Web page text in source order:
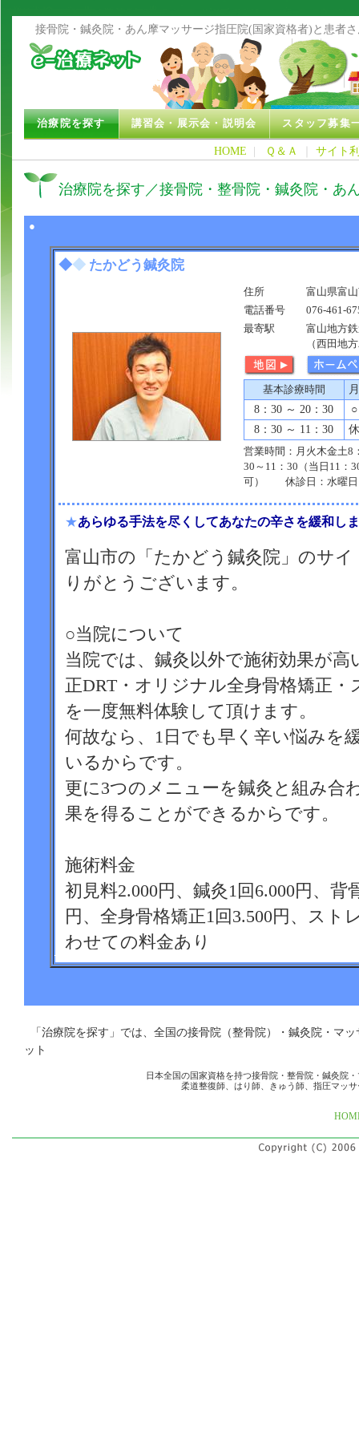
接骨院・鍼灸院・あん摩マッサージ指圧院(国家資格者)と患者
治療院を探す 講習会・展示会・説明会 スタッフ募集
HOME | Ｑ＆Ａ サイト
治療院を探す／接骨院・整骨院・鍼灸院・あ
●
◆◆たかどう鍼灸院
住所
富山県富
電話番号
076-461-
最寄駅
富山地方
（西田地
基本診療時間
月
8：30 ～ 20：30
○
8：30 ～ 11：30
休
営業時間：月火木金土8
30～11：30（当日11：
可） 休診日：水曜日
★あらゆる手法を尽くしてあなたの辛さを緩和し
富山市の「たかどう鍼灸院」のサ
りがとうございます。
○当院について
当院では、鍼灸以外で施術効果が
正DRT・オリジナル全身骨格矯正
を一度無料体験して頂けます。
何故なら、1日でも早く辛い悩みを
いるからです。
更に3つのメニューを鍼灸と組み合
果を得ることができるからです。
施術料金
初見料2.000円、鍼灸1回6.000円、背
円、全身骨格矯正1回3.500円、スト
わせての料金あり
11：30（当日11：30迄にご予約の
水曜日、祝日（※日曜日は月によっ
「治療院を探す」では、全国の接骨院（整骨院）・鍼灸院
ット
日本全国の国家資格を持つ接骨院・整骨院・鍼灸院
柔道整復師、はり師、きゅう師、指圧マッ